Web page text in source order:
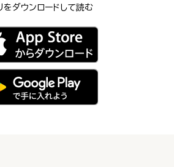
をダウンロードして読む